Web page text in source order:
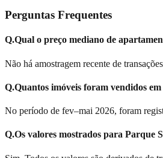
Perguntas Frequentes
Q.Qual o preço mediano de
Não há amostragem recente de
Q.Quantos imóveis foram vendidos
No período de fev–mai 2026, foram
Q.Os valores mostrados para Parque